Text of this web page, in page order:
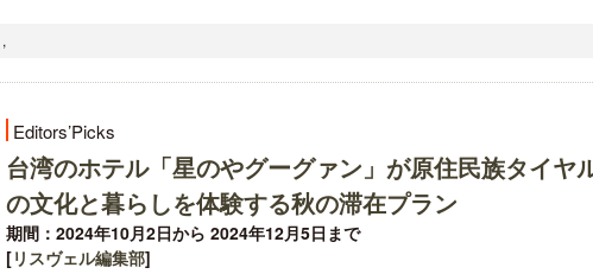
Editors’Picks
台湾のホテル「星のやグーグァン」が原住民族タイヤ
の文化と暮らしを体験する秋の滞在プラン
期間：2024年10月2日から 2024年12月5日まで
[リスヴェル編集部]